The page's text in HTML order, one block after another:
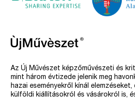
Az Új Művészet képzőművészeti és
mint három évtizede jelenik meg
hazai eseményekről kínál
külföldi kiállításokról és vásárokról is,